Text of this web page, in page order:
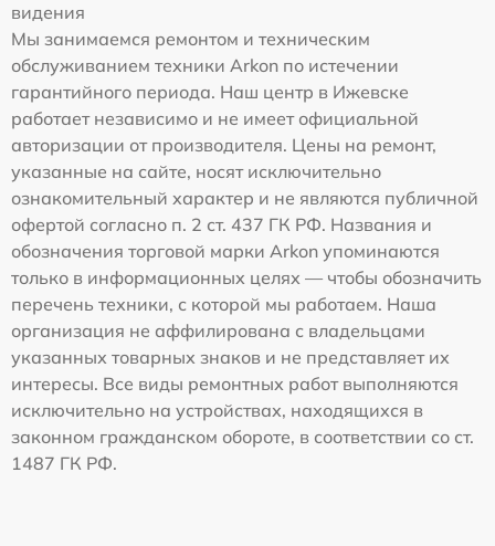
видения
Мы занимаемся ремонтом и техническим
обслуживанием техники Arkon по истечении
гарантийного периода. Наш центр в Ижевске
работает независимо и не имеет официальной
авторизации от производителя. Цены на ремонт,
указанные на сайте, носят исключительно
ознакомительный характер и не являются публичной
офертой согласно п. 2 ст. 437 ГК РФ. Названия и
обозначения торговой марки Arkon упоминаются
только в информационных целях — чтобы обозначить
перечень техники, с которой мы работаем. Наша
организация не аффилирована с владельцами
указанных товарных знаков и не представляет их
интересы. Все виды ремонтных работ выполняются
исключительно на устройствах, находящихся в
законном гражданском обороте, в соответствии со ст.
1487 ГК РФ.